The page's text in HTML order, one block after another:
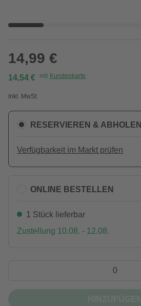
14,99 €
14,54 € mit Kundenkarte
Inkl. MwSt.
RESERVIEREN & ABHOLEN
Verfügbarkeit im Markt prüfen
ONLINE BESTELLEN
1 Stück lieferbar
Zustellung 10.08. - 12.08.